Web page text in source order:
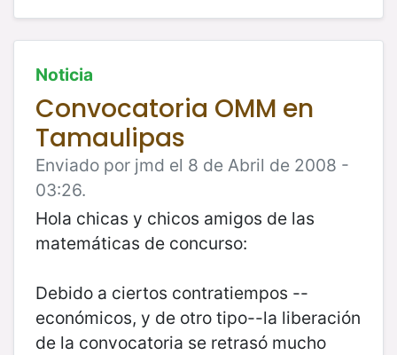
Noticia
Convocatoria OMM en
Tamaulipas
Enviado por jmd el 8 de Abril de 2008 -
03:26.
Hola chicas y chicos amigos de las
matemáticas de concurso:
Debido a ciertos contratiempos --
económicos, y de otro tipo--la liberación
de la convocatoria se retrasó mucho